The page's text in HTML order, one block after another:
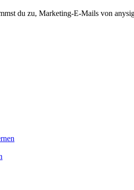
du zu, Marketing-E-Mails von